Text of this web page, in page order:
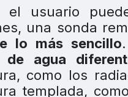
el usuario
una sonda
lo más sencillo
de agua
como los
templada,